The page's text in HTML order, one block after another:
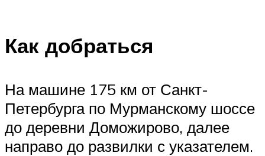
Как добраться
На машине 175 км от Санкт-
Петербурга по Мурманскому шоссе
до деревни Доможирово, далее
направо до развилки с указателем.